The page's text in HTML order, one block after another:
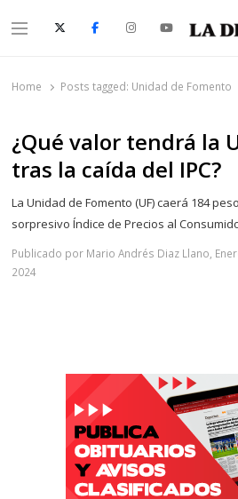
Menu
Home Posts tagged: Unidad de Fomento
¿Qué valor tendrá la
tras la caída del IPC?
La Unidad de Fomento (UF) caerá 184
sorpresivo Índice de Precios al
Publicado por Mario Andrés Diaz Llano,
2024